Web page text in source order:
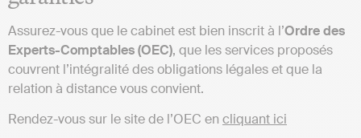
Assurez-vous que le cabinet est bien inscrit à l’Ordre des
Experts-Comptables (OEC), que les services proposés
couvrent l’intégralité des obligations légales et que la
relation à distance vous convient.
Rendez-vous sur le site de l’OEC en cliquant ici